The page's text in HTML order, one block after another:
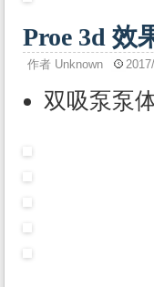
Proe 3d 效
作者 Unknown
双吸泵泵